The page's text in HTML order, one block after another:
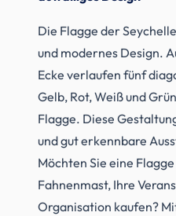
Die Flagge der
und modernes Design.
Ecke verlaufen fünf
Gelb, Rot, Weiß und
Flagge. Diese
und gut erkennbare
Möchten Sie eine
Fahnenmast, Ihre
Organisation kaufen?